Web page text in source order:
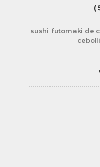
(
sushi futomaki de